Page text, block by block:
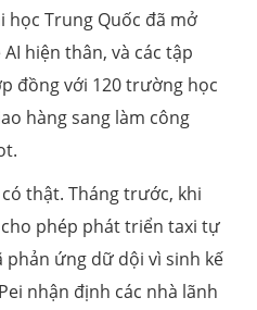
học Trung Quốc đã mở
hiện thân, và các tập
đồng với 120 trường học
hàng sang làm công
thật. Tháng trước, khi
phép phát triển taxi tự
phản ứng dữ dội vì sinh kế
nhận định các nhà lãnh